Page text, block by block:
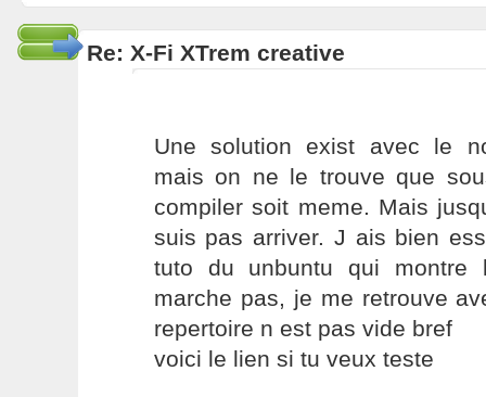
Re: X-Fi XTrem creative
Une solution exist avec le
mais on ne le trouve que
compiler soit meme. Mais
suis pas arriver. J ais bien
tuto du unbuntu qui montre
marche pas, je me retrouve
repertoire n est pas vide bref
voici le lien si tu veux teste